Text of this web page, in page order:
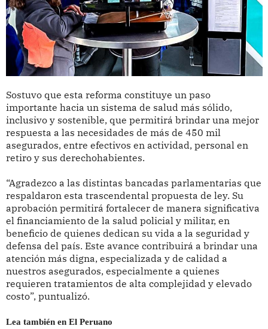
Sostuvo que esta reforma constituye un paso
importante hacia un sistema de salud más sólido,
inclusivo y sostenible, que permitirá brindar una mejor
respuesta a las necesidades de más de 450 mil
asegurados, entre efectivos en actividad, personal en
retiro y sus derechohabientes.
“Agradezco a las distintas bancadas parlamentarias que
respaldaron esta trascendental propuesta de ley. Su
aprobación permitirá fortalecer de manera significativa
el financiamiento de la salud policial y militar, en
beneficio de quienes dedican su vida a la seguridad y
defensa del país. Este avance contribuirá a brindar una
atención más digna, especializada y de calidad a
nuestros asegurados, especialmente a quienes
requieren tratamientos de alta complejidad y elevado
costo”, puntualizó.
Lea también en El Peruano